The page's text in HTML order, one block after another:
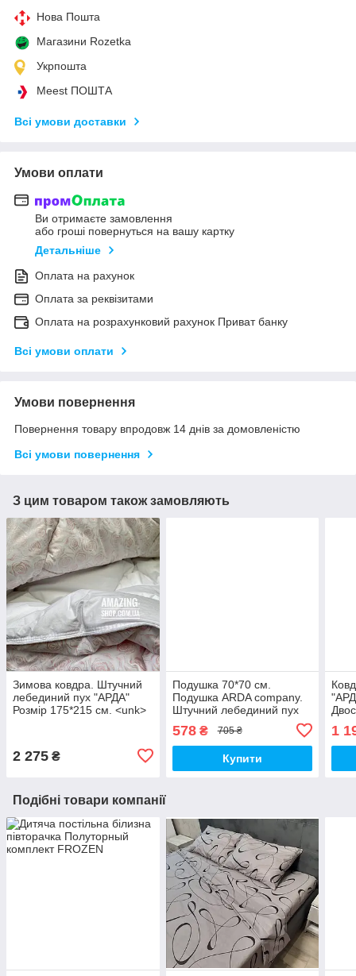
Нова Пошта
Магазини Rozetka
Укрпошта
Meest ПОШТА
Всі умови доставки
Умови оплати
Ви отримаєте замовлення
або гроші повернуться на вашу картку
Детальніше
Оплата на рахунок
Оплата за реквізитами
Оплата на розрахунковий рахунок Приват банку
Всі умови оплати
Умови повернення
Повернення товару впродовж 14 днів за домовленістю
Всі умови повернення
З цим товаром також замовляють
Зимова ковдра. Штучний
лебединий пух "АРДА"
Розмір 175*215 см. <unk>
2 275 ₴
Подушка 70*70 см.
Подушка ARDA company.
Штучний лебединий пух
578₴ 705 ₴
Купити
1
Подібні товари компанії